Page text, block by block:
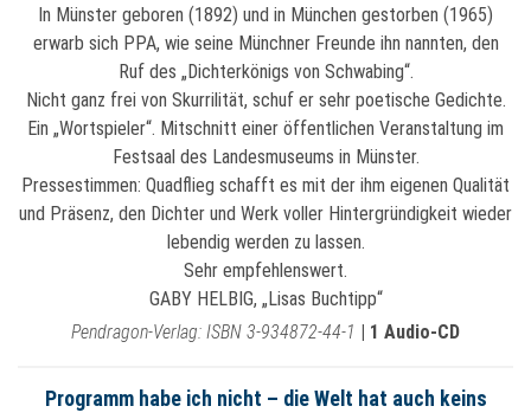
In Münster geboren (1892) und in München gestorben (1965)
erwarb sich PPA, wie seine Münchner Freunde ihn nannten, den
Ruf des „Dichterkönigs von Schwabing“.
Nicht ganz frei von Skurrilität, schuf er sehr poetische Gedichte.
Ein „Wortspieler“. Mitschnitt einer öffentlichen Veranstaltung im
Festsaal des Landesmuseums in Münster.
Pressestimmen: Quadflieg schafft es mit der ihm eigenen Qualität
und Präsenz, den Dichter und Werk voller Hintergründigkeit wieder
lebendig werden zu lassen.
Sehr empfehlenswert.
GABY HELBIG, „Lisas Buchtipp“
Pendragon-Verlag: ISBN 3-934872-44-1 | 1 Audio-CD
Programm habe ich nicht – die Welt hat auch keins